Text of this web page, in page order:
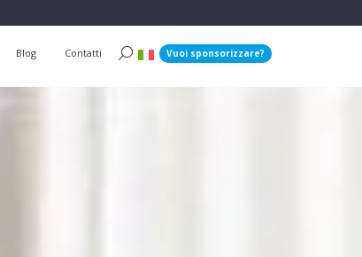
Blog Contatti Vuoi sponsorizzare?